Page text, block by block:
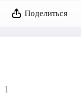
Поделиться
1